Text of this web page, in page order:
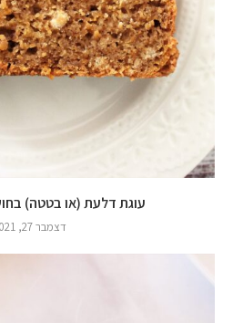
עוגת דלעת (או בטטה)
דצמבר 27, 2021